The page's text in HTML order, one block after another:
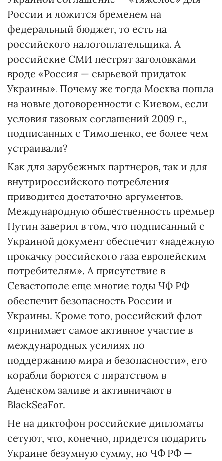
России и ложится бременем на
федеральный бюджет, то есть на
российского налогоплательщика. А
российские СМИ пестрят заголовками
вроде «Россия — сырьевой придаток
Украины». Почему же тогда Москва пошла
на новые договоренности с Киевом, если
условия газовых соглашений 2009 г.,
подписанных с Тимошенко, ее более чем
устраивали?
Как для зарубежных партнеров, так и для
внутрироссийского потребления
приводится достаточно аргументов.
Международную общественность премьер
Путин заверил в том, что подписанный с
Украиной документ обеспечит «надежную
прокачку российского газа европейским
потребителям». А присутствие в
Севастополе еще многие годы ЧФ РФ
обеспечит безопасность России и
Украины. Кроме того, российский флот
«принимает самое активное участие в
международных усилиях по
поддержанию мира и безопасности», его
корабли борются с пиратством в
Аденском заливе и активничают в
BlackSeaFor.
Не на диктофон российские дипломаты
сетуют, что, конечно, придется подарить
Украине безумную сумму, но ЧФ РФ —